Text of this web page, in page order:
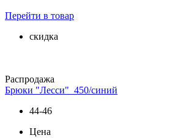
Перейти в товар
скидка
Распродажа
Брюки "Лесси"_450/синий
44-46
Цена